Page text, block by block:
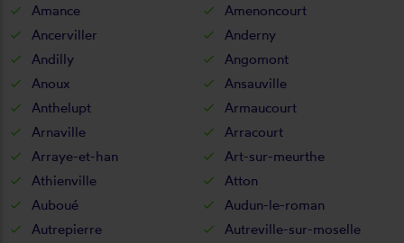
Amance
Amenoncourt
Ancerviller
Anderny
Andilly
Angomont
Anoux
Ansauville
Anthelupt
Armaucourt
Arnaville
Arracourt
Arraye-et-han
Art-sur-meurthe
Athienville
Atton
Auboué
Audun-le-roman
Autrepierre
Autreville-sur-moselle